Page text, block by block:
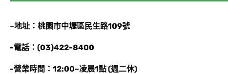
–地址：桃園市中壢區民生路109號
-電話：(03)422-8400
-營業時間：12:00~凌晨1點 (週二休)